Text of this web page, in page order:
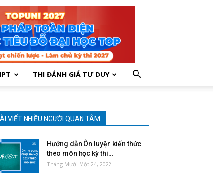
THI ĐÁNH GIÁ TƯ DUY
VIẾT NHIỀU NGƯỜI QUAN TÂM
Hướng dẫn Ôn luyện kiến thức
theo môn học kỳ thi...
Tháng Mười Một 24, 2022